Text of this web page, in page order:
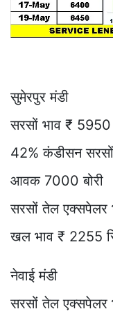
सुमेरपुर मंडी
सरसों भाव ₹
42% कंडीसन
आवक 7000 बोरी
सरसों तेल एक्सपेलर
खल भाव ₹ 2255
नेवाई मंडी
सरसों तेल एक्सपेलर